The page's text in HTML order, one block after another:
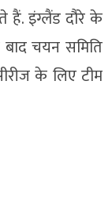
इंग्लैंड दौरे के
चयन समिति
के लिए टीम